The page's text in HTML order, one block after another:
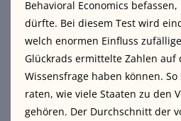
Behavioral Economics
dürfte. Bei diesem Test wird
welch enormen Einfluss
Glückrads ermittelte Zahlen
Wissensfrage haben können.
raten, wie viele Staaten zu den
gehören. Der Durchschnitt der